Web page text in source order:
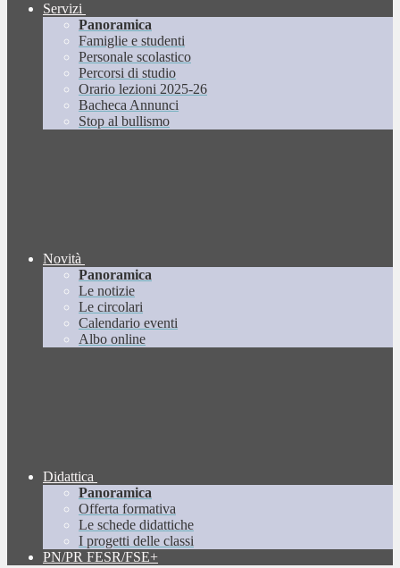
Servizi
Panoramica
Famiglie e studenti
Personale scolastico
Percorsi di studio
Orario lezioni 2025-26
Bacheca Annunci
Stop al bullismo
Novità
Panoramica
Le notizie
Le circolari
Calendario eventi
Albo online
Didattica
Panoramica
Offerta formativa
Le schede didattiche
I progetti delle classi
PN/PR FESR/FSE+